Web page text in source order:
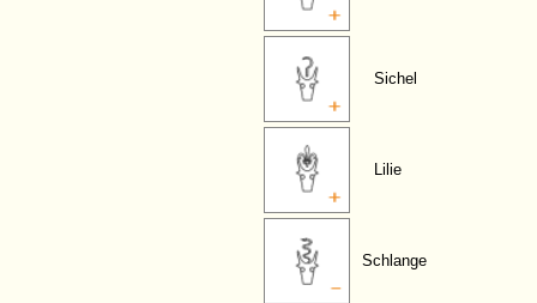
Sichel
Lilie
Schlange